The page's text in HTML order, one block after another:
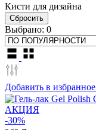
Кисти для дизайна
Сбросить
Выбрано: 0
Добавить в избранное
АКЦИЯ
-30%